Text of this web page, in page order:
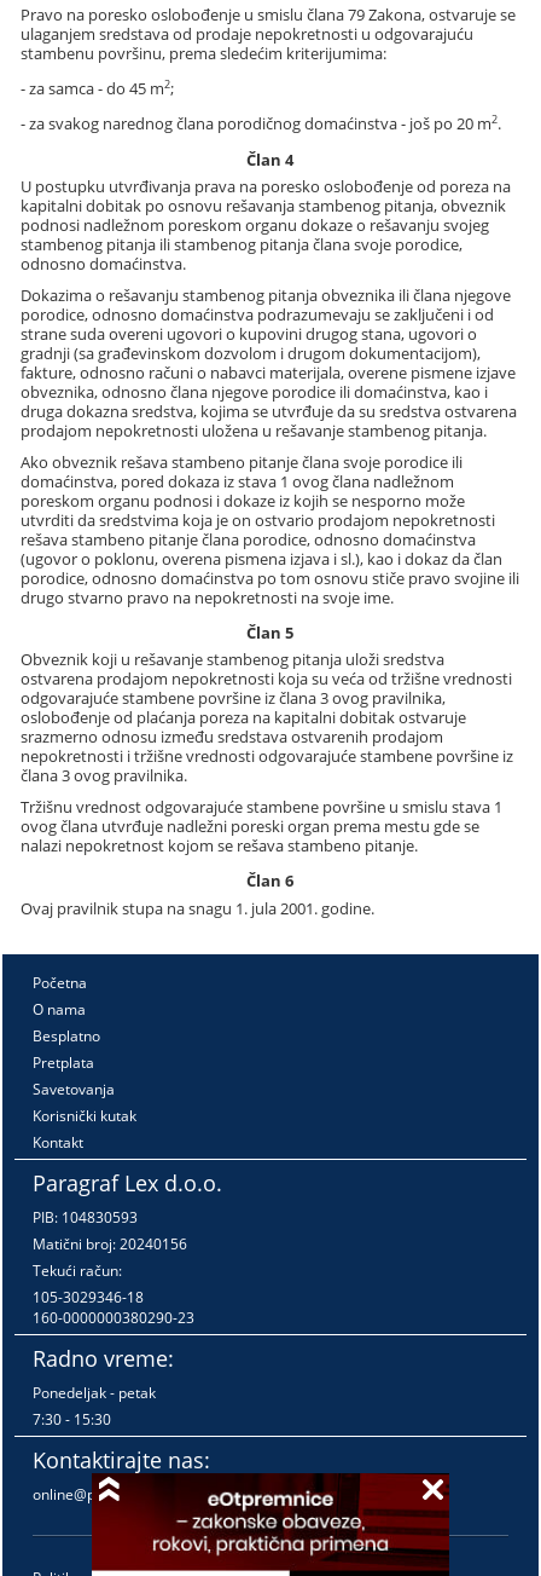
Pravo na poresko oslobođenje u smislu člana 79 Zakona, ostvaruje se
ulaganjem sredstava od prodaje nepokretnosti u odgovarajuću
stambenu površinu, prema sledećim kriterijumima:
- za samca - do 45 m2;
- za svakog narednog člana porodičnog domaćinstva - još po 20 m2.
Član 4
U postupku utvrđivanja prava na poresko oslobođenje od poreza na
kapitalni dobitak po osnovu rešavanja stambenog pitanja, obveznik
podnosi nadležnom poreskom organu dokaze o rešavanju svojeg
stambenog pitanja ili stambenog pitanja člana svoje porodice,
odnosno domaćinstva.
Dokazima o rešavanju stambenog pitanja obveznika ili člana njegove
porodice, odnosno domaćinstva podrazumevaju se zaključeni i od
strane suda overeni ugovori o kupovini drugog stana, ugovori o
gradnji (sa građevinskom dozvolom i drugom dokumentacijom),
fakture, odnosno računi o nabavci materijala, overene pismene izjave
obveznika, odnosno člana njegove porodice ili domaćinstva, kao i
druga dokazna sredstva, kojima se utvrđuje da su sredstva ostvarena
prodajom nepokretnosti uložena u rešavanje stambenog pitanja.
Ako obveznik rešava stambeno pitanje člana svoje porodice ili
domaćinstva, pored dokaza iz stava 1 ovog člana nadležnom
poreskom organu podnosi i dokaze iz kojih se nesporno može
utvrditi da sredstvima koja je on ostvario prodajom nepokretnosti
rešava stambeno pitanje člana porodice, odnosno domaćinstva
(ugovor o poklonu, overena pismena izjava i sl.), kao i dokaz da član
porodice, odnosno domaćinstva po tom osnovu stiče pravo svojine ili
drugo stvarno pravo na nepokretnosti na svoje ime.
Član 5
Obveznik koji u rešavanje stambenog pitanja uloži sredstva
ostvarena prodajom nepokretnosti koja su veća od tržišne vrednosti
odgovarajuće stambene površine iz člana 3 ovog pravilnika,
oslobođenje od plaćanja poreza na kapitalni dobitak ostvaruje
srazmerno odnosu između sredstava ostvarenih prodajom
nepokretnosti i tržišne vrednosti odgovarajuće stambene površine iz
člana 3 ovog pravilnika.
Tržišnu vrednost odgovarajuće stambene površine u smislu stava 1
ovog člana utvrđuje nadležni poreski organ prema mestu gde se
nalazi nepokretnost kojom se rešava stambeno pitanje.
Član 6
Ovaj pravilnik stupa na snagu 1. jula 2001. godine.
Početna
O nama
Besplatno
Pretplata
Savetovanja
Korisnički kutak
Kontakt
Paragraf Lex d.o.o.
PIB: 104830593
Matični broj: 20240156
Tekući račun:
105-3029346-18
160-0000000380290-23
Radno vreme:
Ponedeljak - petak
7:30 - 15:30
Kontaktirajte nas:
online@paragraf.rs